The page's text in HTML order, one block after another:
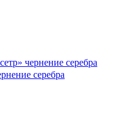
серебра